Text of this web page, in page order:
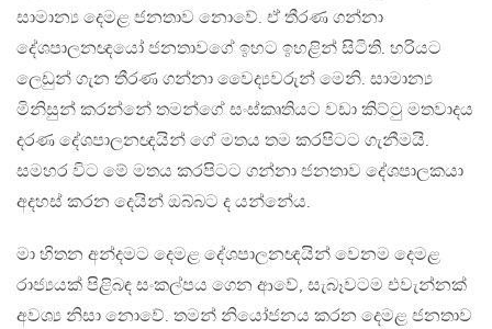
සාමාන්‍ය දෙමළ ජනතාව නොවේ. ඒ තීරණ ගන්නා
දේශපාලනඥයෝ ජනතාවගේ ඉහට ඉහළින් සිටිති. හරියට
ලෙඩුන් ගැන තීරණ ගන්නා වෛද්‍යවරුන් මෙනි. සාමාන්‍ය
මිනිසුන් කරන්නේ තමන්ගේ සංස්කෘතියට වඩා කිට්ටු මතවාදය
දරණ දේශපාලනඥයින් ගේ මතය තම කරපිටට ගැනීමයි.
සමහර විට මේ මතය කරපිටට ගන්නා ජනතාව දේශපාලකයා
අදහස් කරන දෙයින් ඔබ්බට ද යන්නේය.
මා හිතන අන්දමට දෙමළ දේශපාලනඥයින් වෙනම දෙමළ
රාජ්‍යයක් පිළිබඳ සංකල්පය ගෙන ආවේ, සැබෑවටම එවැන්නක්
අවශ්‍ය නිසා නොවේ. තමන් නියෝජනය කරන දෙමළ ජනතාව